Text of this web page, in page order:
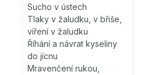
Sucho v ústech
Tlaky v žaludku, v břiše,
víření v žaludku
Říhání a návrat kyseliny
do jícnu
Mravenčení rukou,